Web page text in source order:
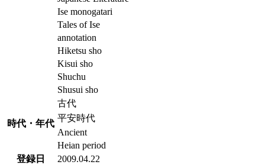
Ise monogatari
Tales of Ise
annotation
Hiketsu sho
Kisui sho
Shuchu
Shusui sho
時代・年代
古代
平安時代
Ancient
Heian period
登録日
2009.04.22